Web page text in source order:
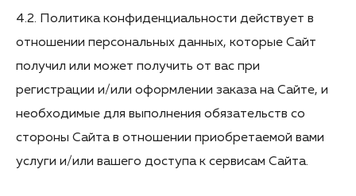
4.2. Политика конфиденциальности действует в
отношении персональных данных, которые Сайт
получил или может получить от вас при
регистрации и/или оформлении заказа на Сайте, и
необходимые для выполнения обязательств со
стороны Сайта в отношении приобретаемой вами
услуги и/или вашего доступа к сервисам Сайта.